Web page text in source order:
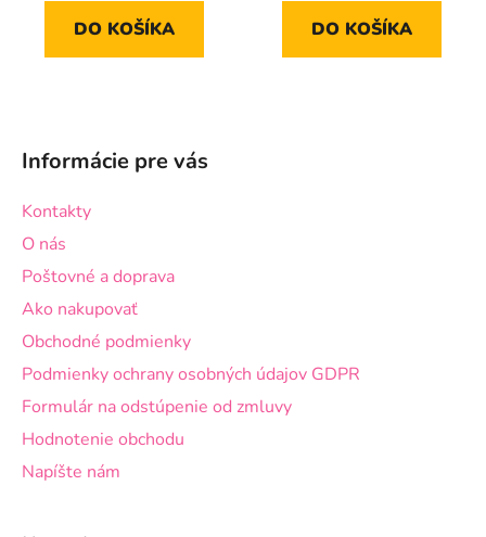
DO KOŠÍKA DO KOŠÍKA
Informácie pre vás
Kontakty
O nás
Poštovné a doprava
Ako nakupovať
Obchodné podmienky
Podmienky ochrany osobných údajov GDPR
Formulár na odstúpenie od zmluvy
Hodnotenie obchodu
Napíšte nám